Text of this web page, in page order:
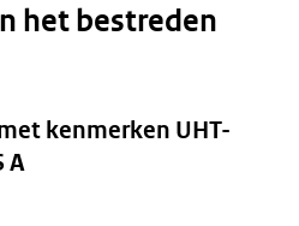
het bestreden
kenmerken UHT-
A